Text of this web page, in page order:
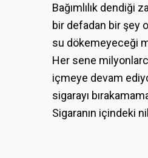
Bağımlılık dendiği
bir defadan bir şey
su dökemeyeceği
Her sene
içmeye devam
sigarayı
Sigaranın içindeki